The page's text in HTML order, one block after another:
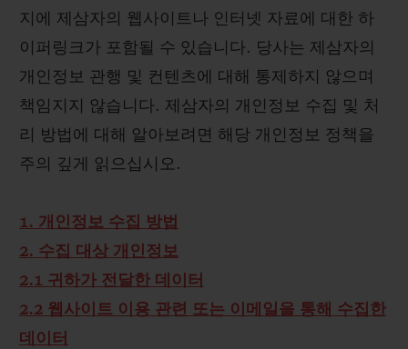
지에 제삼자의 웹사이트나 인터넷 자료에 대한 하
이퍼링크가 포함될 수 있습니다. 당사는 제삼자의
개인정보 관행 및 컨텐츠에 대해 통제하지 않으며
책임지지 않습니다. 제삼자의 개인정보 수집 및 처
리 방법에 대해 알아보려면 해당 개인정보 정책을
주의 깊게 읽으십시오.
1. 개인정보 수집 방법
2. 수집 대상 개인정보
2.1 귀하가 전달한 데이터
2.2 웹사이트 이용 관련 또는 이메일을 통해 수집한
데이터